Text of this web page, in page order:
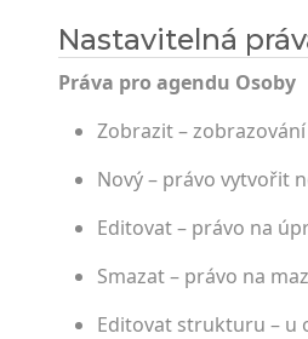
Nastavitelná
Práva pro agendu Osoby
Zobrazit –
Nový – právo vytvořit
Editovat – právo na
Smazat – právo na
Editovat strukturu – u